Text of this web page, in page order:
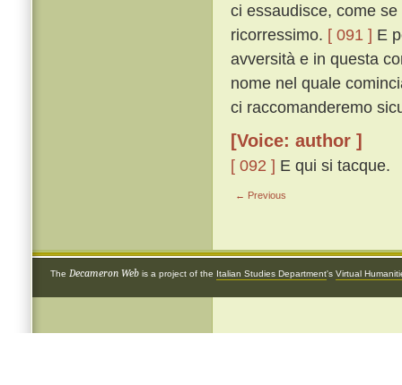
ci essaudisce, come
ricorressimo. [ 091 ] E
avversità e in questa
nome nel quale
ci raccomanderemo
[Voice: author ]
[ 092 ] E qui si tacque.
← Previous
The Decameron Web is a project of the Italian Studies Department's Virtual